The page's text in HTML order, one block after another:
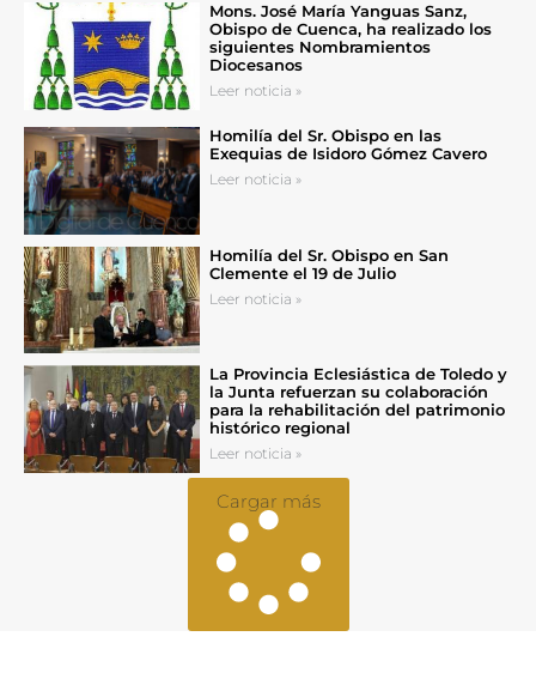
Mons. José María Yanguas Sanz,
Obispo de Cuenca, ha realizado los
siguientes Nombramientos
Diocesanos
Leer noticia »
Homilía del Sr. Obispo en las
Exequias de Isidoro Gómez Cavero
Leer noticia »
Homilía del Sr. Obispo en San
Clemente el 19 de Julio
Leer noticia »
La Provincia Eclesiástica de Toledo y
la Junta refuerzan su colaboración
para la rehabilitación del patrimonio
histórico regional
Leer noticia »
Cargar más